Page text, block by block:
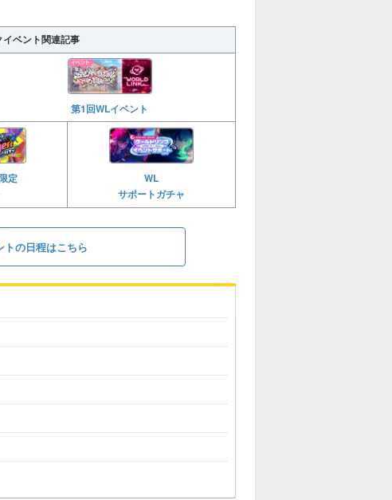
イベント関連記事
第1回WLイベント
定
WL
サポートガチャ
の日程はこちら